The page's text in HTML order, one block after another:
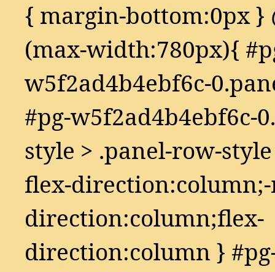
{ margin-bottom:0px }
(max-width:780px){
w5f2ad4b4ebf6c-
#pg-w5f2ad4b4ebf6c-
style > .panel-row-
flex-
direction:column;flex-
direction:column }